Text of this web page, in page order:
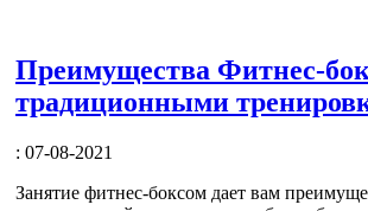
Преимущества Фитнес-
традиционными
: 07-08-2021
Занятие фитнес-боксом дает вам